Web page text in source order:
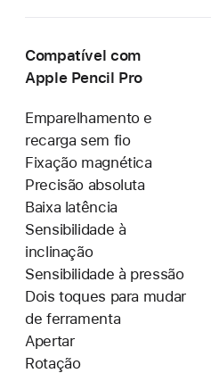
Compatível com
Apple Pencil Pro
Emparelhamento e
recarga sem fio
Fixação magnética
Precisão absoluta
Baixa latência
Sensibilidade à
inclinação
Sensibilidade à pressão
Dois toques para mudar
de ferramenta
Apertar
Rotação